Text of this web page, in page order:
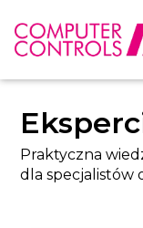
Praktyczna
dla specjalistów